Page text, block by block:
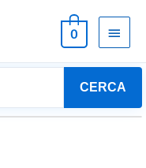
0
CERCA